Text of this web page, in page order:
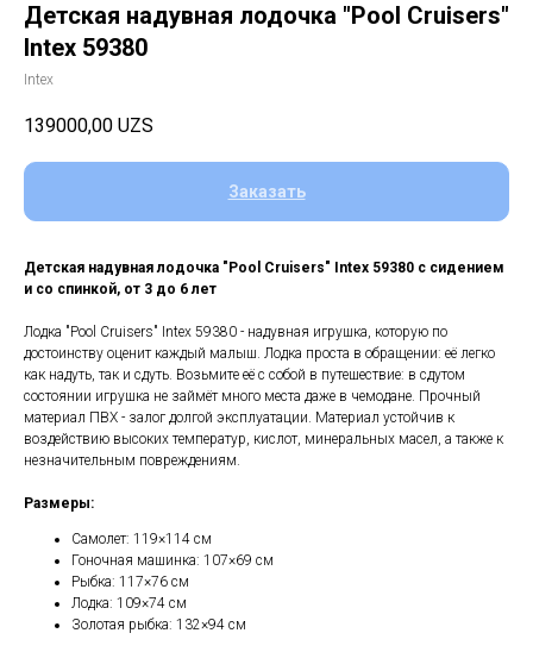
Детская надувная лодочка "Pool Cruisers"
Intex 59380
Intex
139000,00 UZS
Заказать
Детская надувная лодочка "Pool Cruisers" Intex 59380 с сидением
и со спинкой, от 3 до 6 лет
Лодка "Pool Cruisers" Intex 59380 - надувная игрушка, которую по
достоинству оценит каждый малыш. Лодка проста в обращении: её легко
как надуть, так и сдуть. Возьмите её с собой в путешествие: в сдутом
состоянии игрушка не займёт много места даже в чемодане. Прочный
материал ПВХ - залог долгой эксплуатации. Материал устойчив к
воздействию высоких температур, кислот, минеральных масел, а также к
незначительным повреждениям.
Размеры:
Самолет: 119×114 см
Гоночная машинка: 107×69 см
Рыбка: 117×76 см
Лодка: 109×74 см
Золотая рыбка: 132×94 см